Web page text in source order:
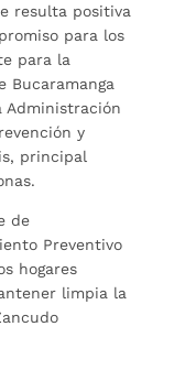
resulta positiva
para los
para la
Bucaramanga
Administración
y
principal
de
Preventivo
hogares
limpia la